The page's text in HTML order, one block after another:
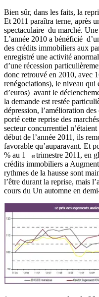
Bien sûr, dans les faits, la
Et 2011 paraîtra terne, après
spectaculaire du marché.
L’année 2010 a bénéficié
des crédits immobiliers aux
enregistré une activité
d’une récession
donc retrouvé en 2010, avec
renégociations), le niveau
d’euros) avant le
la demande est restée
dépression, l’amélioration
porté cette reprise des
secteur concurrentiel
début de l’année 2011, ils
favorable qu’auparavant. Et
% au 1
er trimestre 2011, en
crédits immobiliers a
rythmes de la hausse sont
l’être durant la reprise, mais
cours du Un automne en